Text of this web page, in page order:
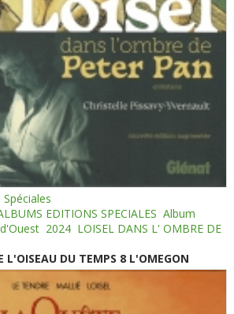
EDITIONS SPECIALES Album
2024 LOISEL DANS L' OMBRE DE
L'OISEAU DU TEMPS 8 L'OMEGON